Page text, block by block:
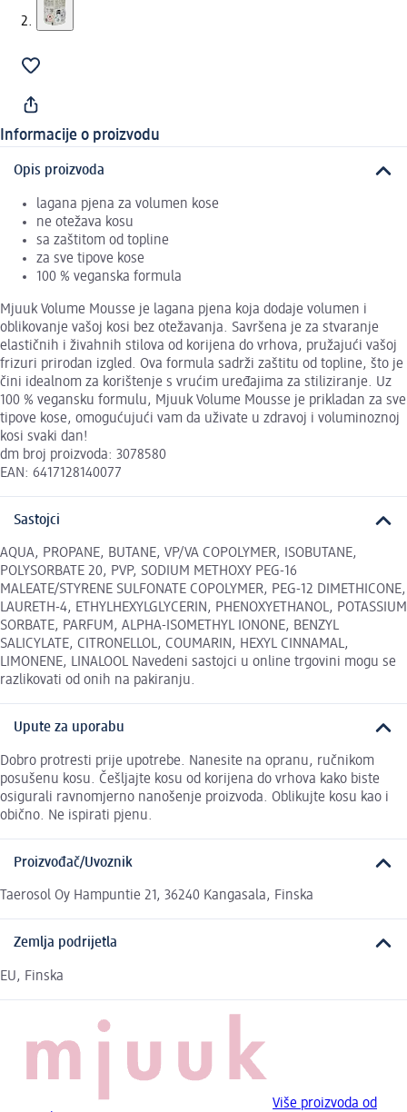
Informacije o proizvodu
Opis proizvoda
lagana pjena za volumen kose
ne otežava kosu
sa zaštitom od topline
za sve tipove kose
100 % veganska formula
Mjuuk Volume Mousse je lagana pjena koja dodaje volumen i
oblikovanje vašoj kosi bez otežavanja. Savršena je za stvaranje
elastičnih i živahnih stilova od korijena do vrhova, pružajući vašoj
frizuri prirodan izgled. Ova formula sadrži zaštitu od topline, što je
čini idealnom za korištenje s vrućim uređajima za stiliziranje. Uz
100 % vegansku formulu, Mjuuk Volume Mousse je prikladan za sve
tipove kose, omogućujući vam da uživate u zdravoj i voluminoznoj
kosi svaki dan!
dm broj proizvoda: 3078580
EAN: 6417128140077
Sastojci
AQUA, PROPANE, BUTANE, VP/VA COPOLYMER, ISOBUTANE,
POLYSORBATE 20, PVP, SODIUM METHOXY PEG-16
MALEATE/STYRENE SULFONATE COPOLYMER, PEG-12 DIMETHICONE,
LAURETH-4, ETHYLHEXYLGLYCERIN, PHENOXYETHANOL, POTASSIUM
SORBATE, PARFUM, ALPHA-ISOMETHYL IONONE, BENZYL
SALICYLATE, CITRONELLOL, COUMARIN, HEXYL CINNAMAL,
LIMONENE, LINALOOL Navedeni sastojci u online trgovini mogu se
razlikovati od onih na pakiranju.
Upute za uporabu
Dobro protresti prije upotrebe. Nanesite na opranu, ručnikom
posušenu kosu. Češljajte kosu od korijena do vrhova kako biste
osigurali ravnomjerno nanošenje proizvoda. Oblikujte kosu kao i
obično. Ne ispirati pjenu.
Proizvođač/Uvoznik
Taerosol Oy Hampuntie 21, 36240 Kangasala, Finska
Zemlja podrijetla
EU, Finska
Više proizvoda od